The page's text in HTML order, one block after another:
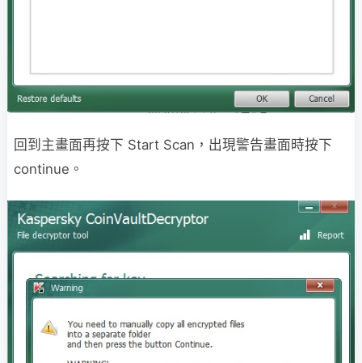
回到主畫面再按下 Start Scan，出現警告畫面時按下
continue。